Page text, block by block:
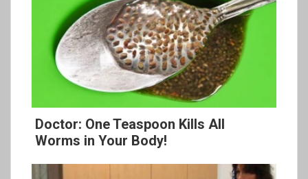
Doctor: One Teaspoon Kills All
Worms in Your Body!